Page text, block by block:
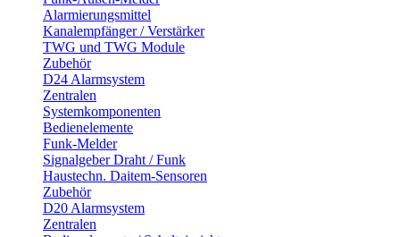
Alarmierungsmittel
Kanalempfänger / Verstärker
TWG und TWG Module
Zubehör
D24 Alarmsystem
Zentralen
Systemkomponenten
Bedienelemente
Funk-Melder
Signalgeber Draht / Funk
Haustechn. Daitem-Sensoren
Zubehör
D20 Alarmsystem
Zentralen